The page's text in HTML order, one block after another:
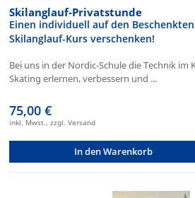
Skilanglauf-Privatstunde
Einen individuell auf den
Skilanglauf-Kurs verschenken!
Bei uns in der Nordic-Schule die Technik im
Skating erlernen, verbessern und ...
75,00 €
inkl. Mwst., zzgl. Versand
In den Warenkorb